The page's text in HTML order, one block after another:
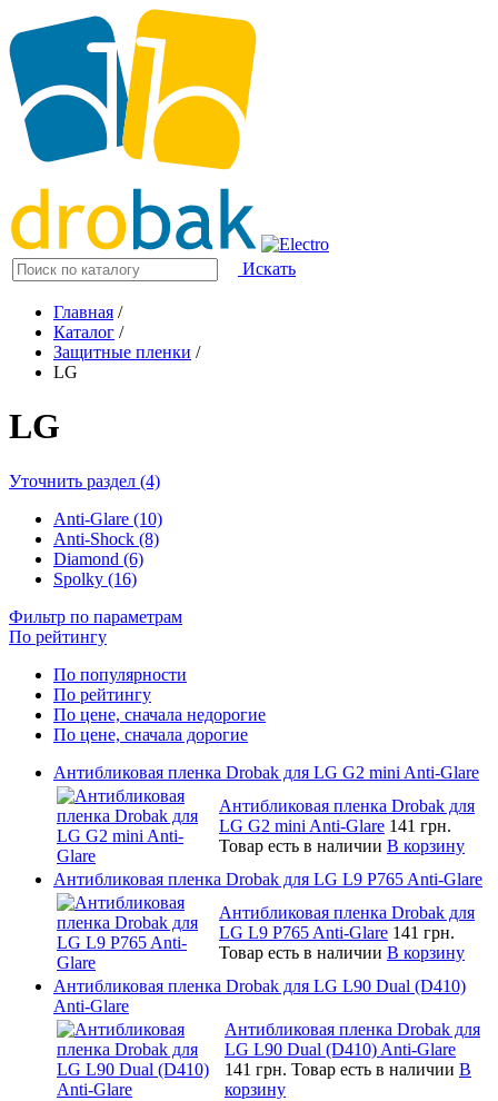
Искать
Главная /
Каталог /
Защитные пленки /
LG
LG
Уточнить раздел (4)
Anti-Glare (10)
Anti-Shock (8)
Diamond (6)
Spolky (16)
Фильтр по параметрам
По рейтингу
По популярности
По рейтингу
По цене, сначала недорогие
По цене, сначала дорогие
Антибликовая пленка Drobak для LG G2 mini Anti-Glare
Антибликовая пленка Drobak для
LG G2 mini Anti-Glare 141 грн.
Товар есть в наличии В корзину
Антибликовая пленка Drobak для LG L9 P765 Anti-Glare
Антибликовая пленка Drobak для
LG L9 P765 Anti-Glare 141 грн.
Товар есть в наличии В корзину
Антибликовая пленка Drobak для LG L90 Dual (D410)
Anti-Glare
Антибликовая пленка Drobak для
LG L90 Dual (D410) Anti-Glare
141 грн. Товар есть в наличии В
корзину